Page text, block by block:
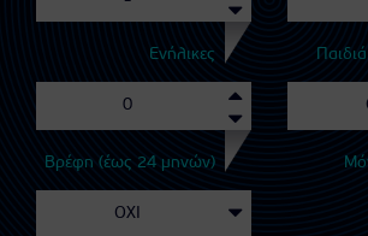
Ενήλικες
Βρέφη (έως 24 μηνών)